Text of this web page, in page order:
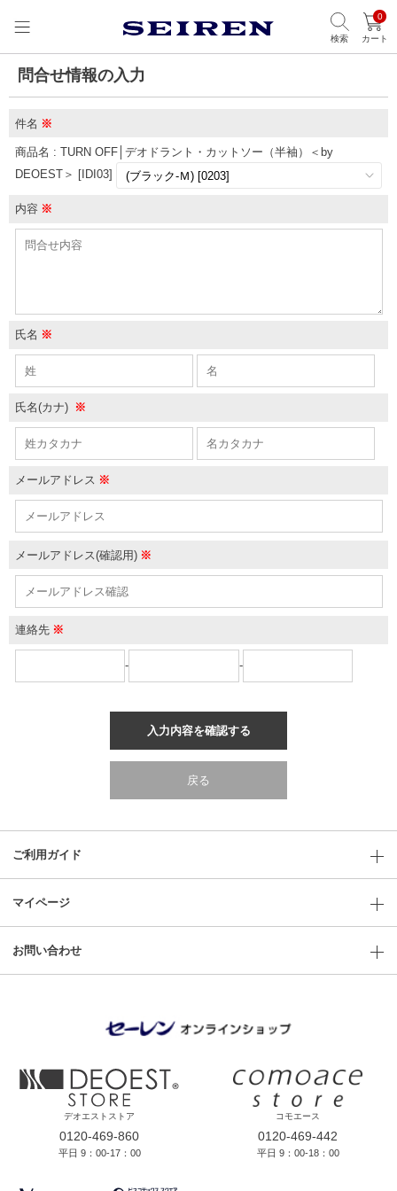
検索
0
カート
問合せ情報の入力
件名 ※
商品名 : TURN OFF│デオドラント・カットソー（半袖）＜by
DEOEST＞ [IDI03]
内容 ※
氏名 ※
氏名(カナ) ※
メールアドレス ※
メールアドレス(確認用) ※
連絡先 ※
- -
入力内容を確認する
戻る
ご利用ガイド
マイページ
お問い合わせ
デオエストストア
0120-469-860
平日 9：00-17：00
コモエース
0120-469-442
平日 9：00-18：00